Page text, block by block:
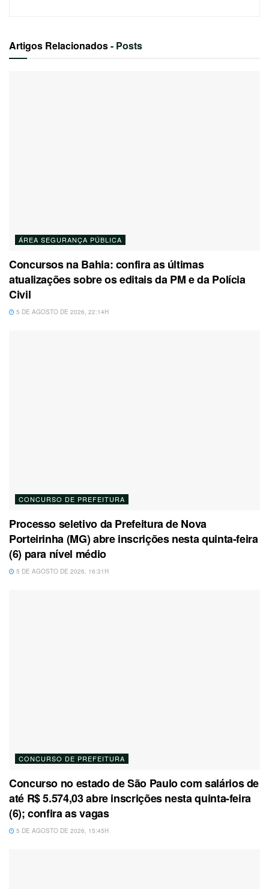
Artigos Relacionados- Posts
ÁREA SEGURANÇA PÚBLICA
Concursos na Bahia: confira as últimas
atualizações sobre os editais da PM e da Polícia
Civil
5 DE AGOSTO DE 2026, 22:14H
CONCURSO DE PREFEITURA
Processo seletivo da Prefeitura de Nova
Porteirinha (MG) abre inscrições nesta quinta-feira
(6) para nível médio
5 DE AGOSTO DE 2026, 16:31H
CONCURSO DE PREFEITURA
Concurso no estado de São Paulo com salários de
até R$ 5.574,03 abre inscrições nesta quinta-feira
(6); confira as vagas
5 DE AGOSTO DE 2026, 15:45H